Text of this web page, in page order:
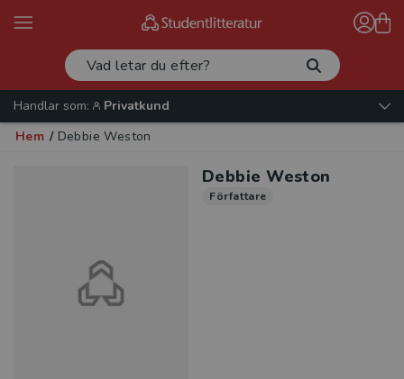
Handlar som:
Privatkund
Hem / Debbie Weston
Debbie Weston
Författare